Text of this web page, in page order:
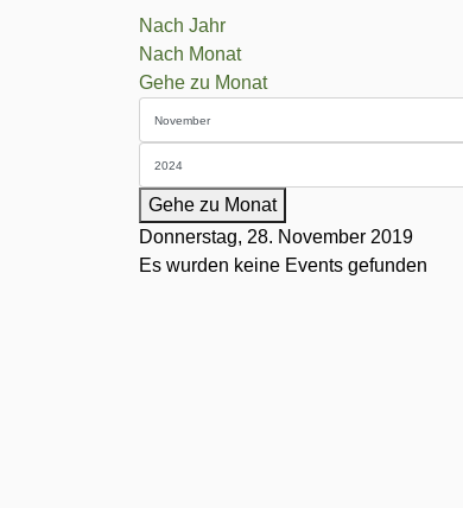
Nach Jahr
Nach Monat
Gehe zu Monat
Gehe zu Monat
Donnerstag, 28. November 2019
Es wurden keine Events gefunden